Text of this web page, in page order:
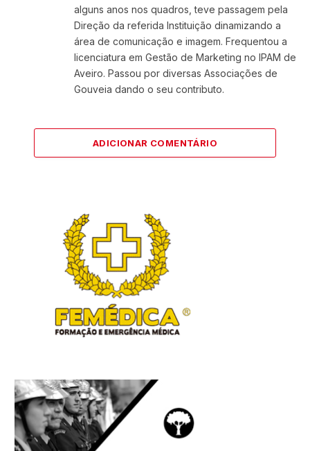
alguns anos nos quadros, teve passagem pela
Direção da referida Instituição dinamizando a
área de comunicação e imagem. Frequentou a
licenciatura em Gestão de Marketing no IPAM de
Aveiro. Passou por diversas Associações de
Gouveia dando o seu contributo.
ADICIONAR COMENTÁRIO